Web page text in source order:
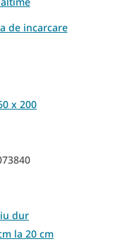
de incarcare
x 200
dur
la 20 cm